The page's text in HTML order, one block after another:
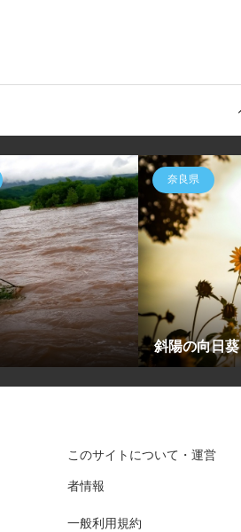
奈良県
斜陽の向日葵
このサイトについて・運営
者情報
一般利用規約